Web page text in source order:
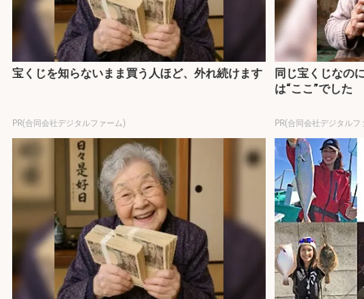
宝くじを知らないまま買う人ほど、外れ続けます
PR(合同会社デジタルファーム)
同じ宝くじなの
は“ここ”でした
PR(合同会社デジタルフ